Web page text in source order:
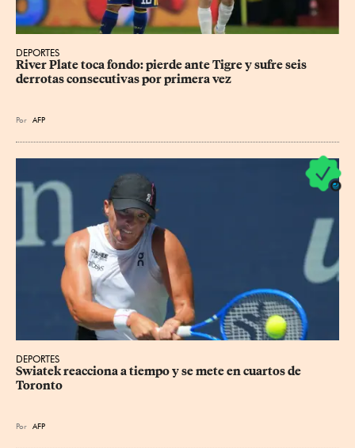
DEPORTES
River Plate toca fondo: pierde ante Tigre y sufre seis
derrotas consecutivas por primera vez
Por AFP
DEPORTES
Swiatek reacciona a tiempo y se mete en cuartos de
Toronto
Por AFP